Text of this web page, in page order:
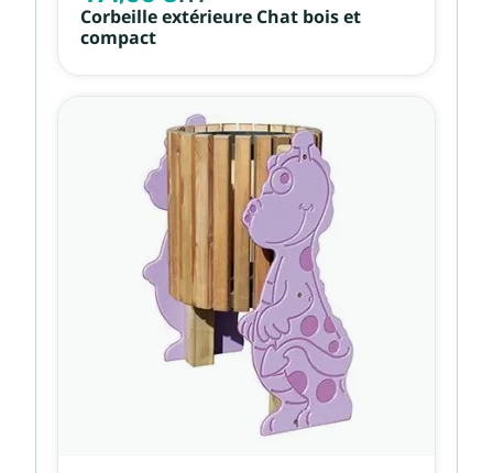
Corbeille extérieure Chat bois et
compact